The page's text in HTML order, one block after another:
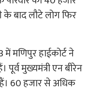
के बाद लौटे लोग फिर
मणिपुर हाईकोर्ट ने
मुख्यमंत्री एन बीरेन
60 हजार से अधिक